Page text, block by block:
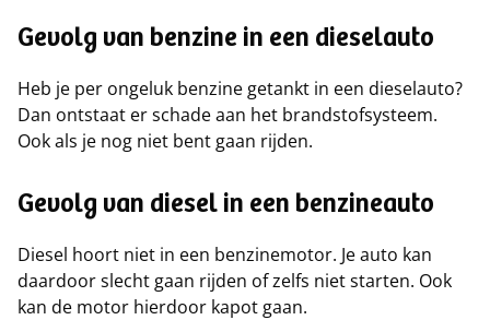
Gevolg van benzine in een dieselauto
Heb je per ongeluk benzine getankt in een dieselauto?
Dan ontstaat er schade aan het brandstofsysteem.
Ook als je nog niet bent gaan rijden.
Gevolg van diesel in een benzineauto
Diesel hoort niet in een benzinemotor. Je auto kan
daardoor slecht gaan rijden of zelfs niet starten. Ook
kan de motor hierdoor kapot gaan.